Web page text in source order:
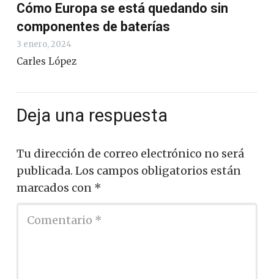
Cómo Europa se está quedando sin
componentes de baterías
3 enero, 2024
Carles López
Deja una respuesta
Tu dirección de correo electrónico no será
publicada. Los campos obligatorios están
marcados con *